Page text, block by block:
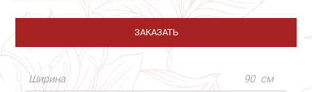
ЗАКАЗАТЬ
Ширина 90 см